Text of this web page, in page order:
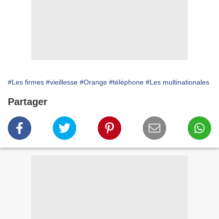
#Les firmes #vieillesse #Orange #téléphone #Les multinationales
Partager